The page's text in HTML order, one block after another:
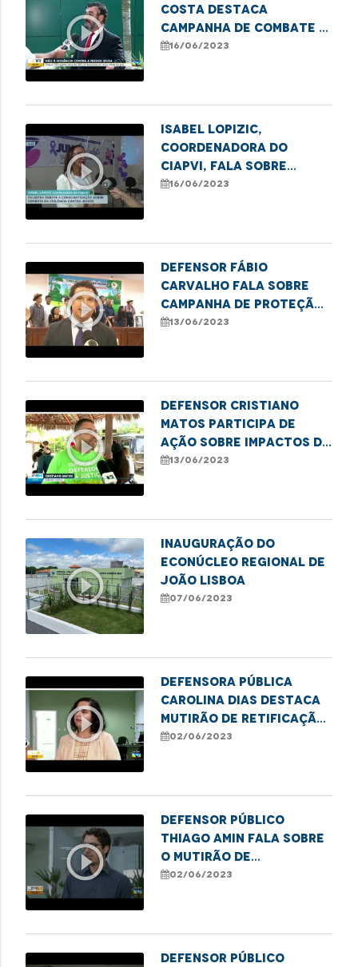
play_circle_outline
Costa destaca
campanha de combate à
violência contra a
16/06/2023
play_circle_outline
Isabel Lopizic,
coordenadora do
CIAPVI, fala sobre
medidas de combate à
16/06/2023
play_circle_outline
Defensor Fábio
Carvalho fala sobre
campanha de proteção
à infância e combate ao
13/06/2023
play_circle_outline
Defensor Cristiano
Matos participa de
ação sobre impactos do
lixo nas praias do
13/06/2023
play_circle_outline
Inauguração do
Econúcleo Regional de
João Lisboa
07/06/2023
play_circle_outline
Defensora pública
Carolina Dias destaca
mutirão de retificação
de nome e gênero em
02/06/2023
play_circle_outline
Defensor público
Thiago Amin fala sobre
o mutirão de
retificação de nome
02/06/2023
Defensor público